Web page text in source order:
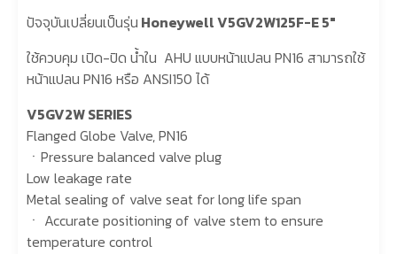
ปัจจุบันเปลี่ยนเป็นรุ่น Honeywell V5GV2W125F-E 5″
ใช้ควบคุม เปิด-ปิด น้ำใน AHU แบบหน้าแปลน PN16 สามารถใช้
หน้าแปลน PN16 หรือ ANSI150 ได้
V5GV2W SERIES
Flanged Globe Valve, PN16
ㆍPressure balanced valve plug
Low leakage rate
Metal sealing of valve seat for long life span
ㆍ Accurate positioning of valve stem to ensure
temperature control